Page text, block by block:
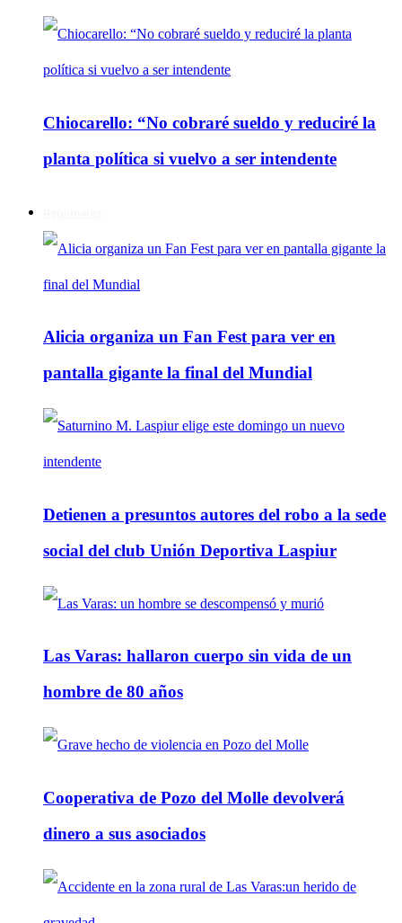
Chiocarello: “No cobraré sueldo y reduciré la
planta política si vuelvo a ser intendente
Alicia organiza un Fan Fest para ver en
pantalla gigante la final del Mundial
Detienen a presuntos autores del robo a la sede
social del club Unión Deportiva Laspiur
Las Varas: hallaron cuerpo sin vida de un
hombre de 80 años
Cooperativa de Pozo del Molle devolverá
dinero a sus asociados